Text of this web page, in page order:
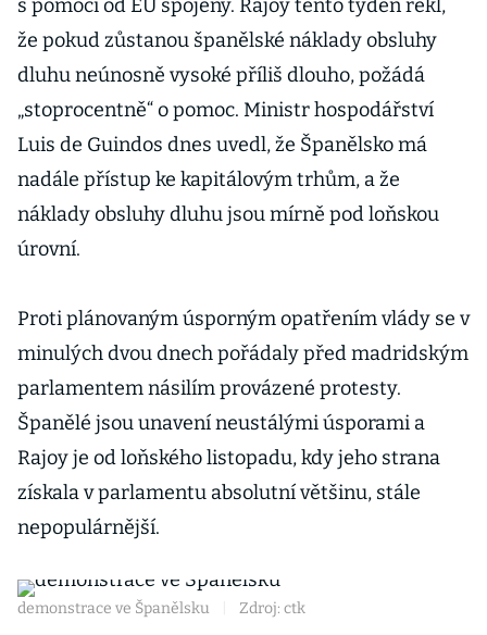
s pomocí od EU spojeny. Rajoy tento týden řekl,
že pokud zůstanou španělské náklady obsluhy
dluhu neúnosně vysoké příliš dlouho, požádá
„stoprocentně“ o pomoc. Ministr hospodářství
Luis de Guindos dnes uvedl, že Španělsko má
nadále přístup ke kapitálovým trhům, a že
náklady obsluhy dluhu jsou mírně pod loňskou
úrovní.
Proti plánovaným úsporným opatřením vlády se v
minulých dvou dnech pořádaly před madridským
parlamentem násilím provázené protesty.
Španělé jsou unavení neustálými úsporami a
Rajoy je od loňského listopadu, kdy jeho strana
získala v parlamentu absolutní většinu, stále
nepopulárnější.
demonstrace ve Španělsku Zdroj: ctk